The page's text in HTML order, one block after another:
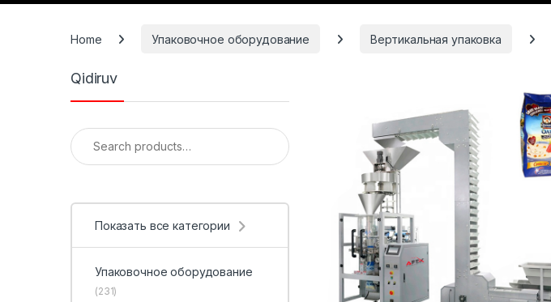
Home Упаковочное оборудование Вертикальная упаковка
Qidiruv
Search for:
Показать все категории
Упаковочное оборудование
(231)